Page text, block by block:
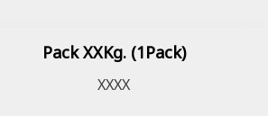
Pack XXKg. (1Pack)
XXXX